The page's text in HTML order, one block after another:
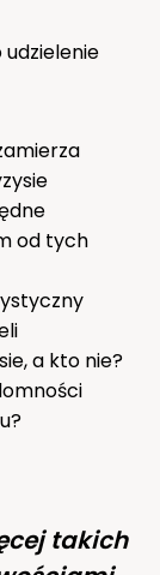
udzielenie
od tych
a kto nie?
takich